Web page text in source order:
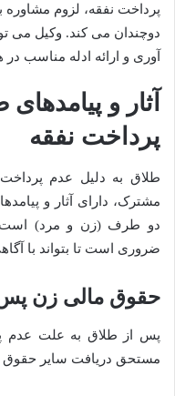
پرداخت نفقه، لزوم مشاوره
دوچندان می کند. وکیل می
آوری و ارائه ادله مناسب در
آثار و
پرداخت نفقه
طلاق به دلیل عدم پرداخت
مشترک، دارای آثار و
دو طرف (زن و مرد) است.
ضروری است تا بتواند با
حقوق مالی زن
پس از طلاق به علت عدم
مستحق دریافت سایر